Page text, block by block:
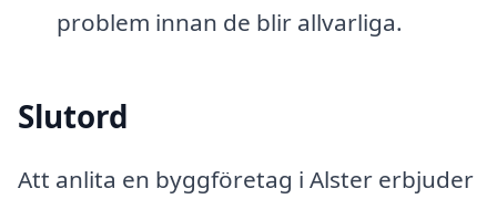
problem innan de blir allvarliga.
Slutord
Att anlita en byggföretag i Alster erbjuder